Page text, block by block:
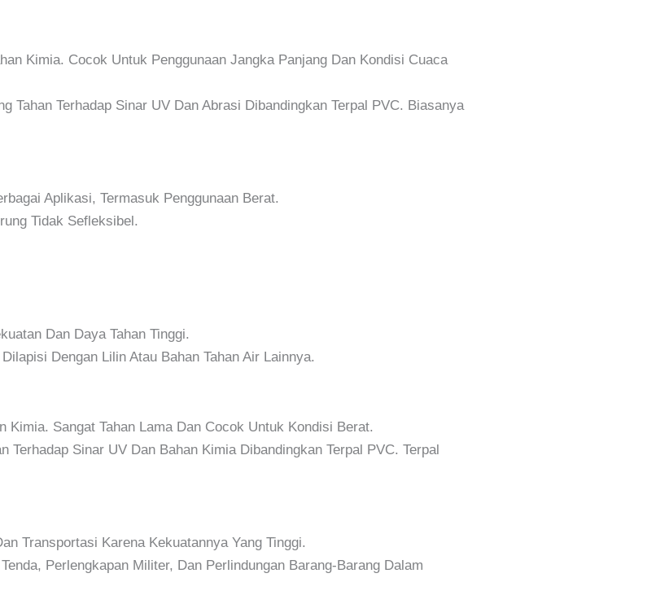
Kimia. Cocok Untuk Penggunaan Jangka Panjang Dan Kondisi Cuaca
Tahan Terhadap Sinar UV Dan Abrasi Dibandingkan Terpal PVC. Biasanya
Aplikasi, Termasuk Penggunaan Berat.
Tidak Sefleksibel.
Dan Daya Tahan Tinggi.
Dengan Lilin Atau Bahan Tahan Air Lainnya.
Kimia. Sangat Tahan Lama Dan Cocok Untuk Kondisi Berat.
Terhadap Sinar UV Dan Bahan Kimia Dibandingkan Terpal PVC. Terpal
Transportasi Karena Kekuatannya Yang Tinggi.
Perlengkapan Militer, Dan Perlindungan Barang-Barang Dalam